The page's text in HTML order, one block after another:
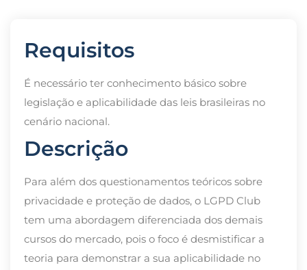
Requisitos
É necessário ter conhecimento básico sobre
legislação e aplicabilidade das leis brasileiras no
cenário nacional.
Descrição
Para além dos questionamentos teóricos sobre
privacidade e proteção de dados, o LGPD Club
tem uma abordagem diferenciada dos demais
cursos do mercado, pois o foco é desmistificar a
teoria para demonstrar a sua aplicabilidade no